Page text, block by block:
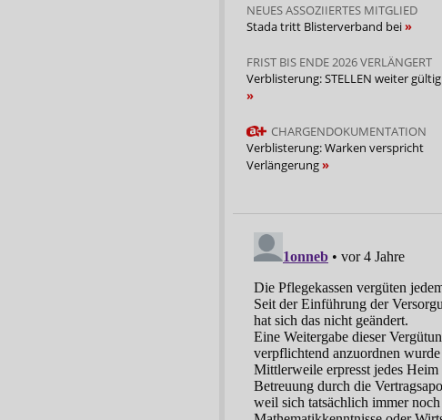
NEUES ASSOZIIERTES MITGLIED
Stada tritt Blisterverband bei
FRIST BIS ENDE 2026 VERLÄNGERT
Verblisterung: STELLEN weiter gültig
CHARGENDOKUMENTATION
Verblisterung: Warken verspricht
Verlängerung